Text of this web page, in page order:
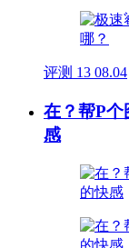
评测 13 08.04
在？帮P个
感